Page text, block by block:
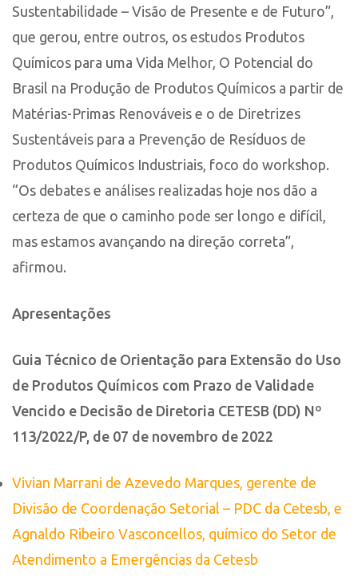
Sustentabilidade – Visão de Presente e de Futuro”,
que gerou, entre outros, os estudos Produtos
Químicos para uma Vida Melhor, O Potencial do
Brasil na Produção de Produtos Químicos a partir de
Matérias-Primas Renováveis e o de Diretrizes
Sustentáveis para a Prevenção de Resíduos de
Produtos Químicos Industriais, foco do workshop.
“Os debates e análises realizadas hoje nos dão a
certeza de que o caminho pode ser longo e difícil,
mas estamos avançando na direção correta”,
afirmou.
Apresentações
Guia Técnico de Orientação para Extensão do Uso
de Produtos Químicos com Prazo de Validade
Vencido e Decisão de Diretoria CETESB (DD) Nº
113/2022/P, de 07 de novembro de 2022
Vivian Marrani de Azevedo Marques, gerente de
Divisão de Coordenação Setorial – PDC da Cetesb, e
Agnaldo Ribeiro Vasconcellos, químico do Setor de
Atendimento a Emergências da Cetesb